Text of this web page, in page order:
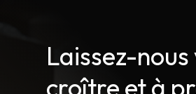
Laissez-
croître et à